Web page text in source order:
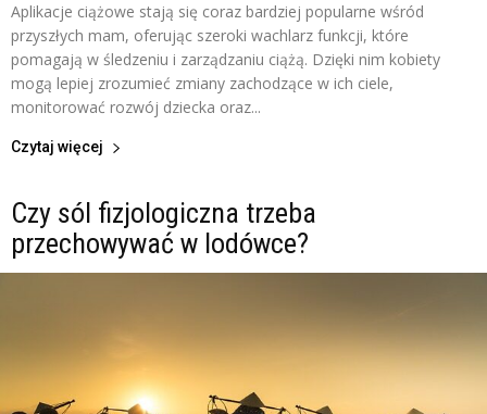
Aplikacje ciążowe stają się coraz bardziej popularne wśród
przyszłych mam, oferując szeroki wachlarz funkcji, które
pomagają w śledzeniu i zarządzaniu ciążą. Dzięki nim kobiety
mogą lepiej zrozumieć zmiany zachodzące w ich ciele,
monitorować rozwój dziecka oraz...
Czytaj więcej
Czy sól fizjologiczna trzeba
przechowywać w lodówce?